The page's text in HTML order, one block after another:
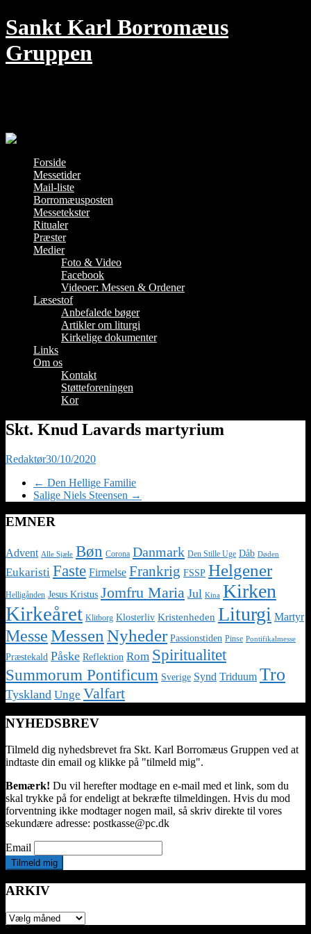
Skip
to
content
Sankt Karl Borromæus
Gruppen
Forside
Messetider
Mail-liste
Borromæusposten
Messetekster
Ritualer
Præster
Medier
Foto & Video
Facebook
Videoer: Messen & Ordener
Læsestof
Anbefalede bøger
Artikler om liturgi
Kirkelige dokumenter
Links
Om os
Kontakt
Støtteforeningen
Kor
Skt. Knud Lavards martyrium
Redaktør30/10/2020
← Den Hellige Familie
Salige Niels Steensen →
EMNER
Advent Alle Sjæle Bøn Corona Danmark Den Stille Uge Dåb Døden
Eukaristi Faste Firmelse Frankrig FSSP Helgener
Helligånden Jesus Kristus Jomfru Maria Jul Kina Kirken
Kirkeåret Klitborg Klosterliv Kristenheden Liturgi Martyr
MesseMessen Nyheder Passionstiden Pinse Pontifikalmesse
Præstekald Påske Reflektion Rom Spiritualitet
Summorum Pontificum Sverige Synd Triduum Tro
Tyskland Unge Valfart
NYHEDSBREV
Tilmeld dig nyhedsbrevet fra Skt. Karl Borromæus Gruppen ved at
indtaste din email og klikke på "tilmeld mig".
Bemærk! Du vil herefter modtage en e-mail med et link, som du
skal trykke på for endeligt at bekræfte tilmeldingen. Hvis du mod
forventning ikke modtager nogen mail, så skriv direkte til vores
sekundære adresse: postkasse@pc.dk
Email
ARKIV
ARKIV